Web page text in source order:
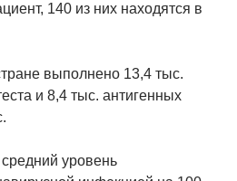
140 из них находятся в
выполнено 13,4 тыс.
и 8,4 тыс. антигенных
уровень